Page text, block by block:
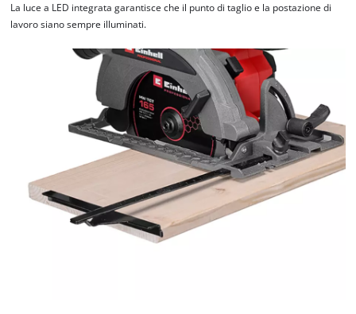
La luce a LED integrata garantisce che il punto di taglio e la postazione di
lavoro siano sempre illuminati.